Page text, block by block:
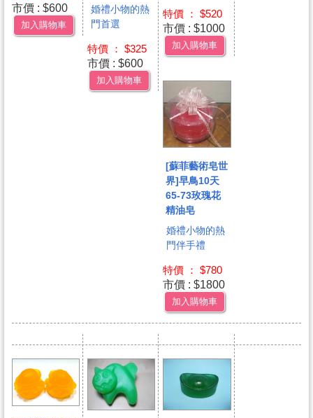
市價 : $600
加入購物車
婚禮小物的熱
門首選
特價 ： $325
市價 : $600
加入購物車
特價 ： $520
市價 : $1000
加入購物車
[蘇菲藝術皂世
界]早鳥10天
65-73玫瑰花
精油皂
婚禮小物的熱
門伴手禮
特價 ： $780
市價 : $1800
加入購物車